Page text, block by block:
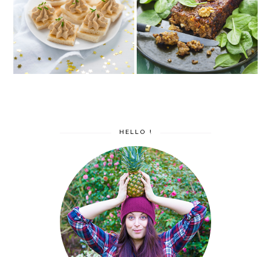
Mousse express façon foie
gras
Rôti de noix (nut roast)
vegan
HELLO !